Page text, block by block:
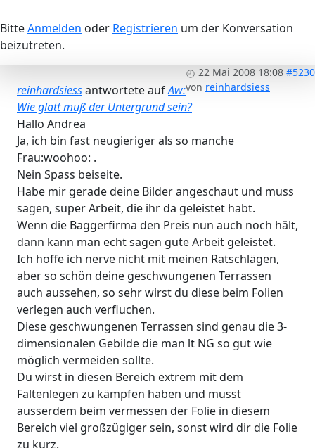
BitteAnmelden oder Registrieren um der Konversation
beizutreten.
22 Mai 2008 18:08 #5230
von reinhardsiess
reinhardsiessantwortete aufAw:
Wie glatt muß der Untergrund sein?
Hallo Andrea
Ja, ich bin fast neugieriger als so manche
Frau:woohoo: .
Nein Spass beiseite.
Habe mir gerade deine Bilder angeschaut und muss
sagen, super Arbeit, die ihr da geleistet habt.
Wenn die Baggerfirma den Preis nun auch noch hält,
dann kann man echt sagen gute Arbeit geleistet.
Ich hoffe ich nerve nicht mit meinen Ratschlägen,
aber so schön deine geschwungenen Terrassen
auch aussehen, so sehr wirst du diese beim Folien
verlegen auch verfluchen.
Diese geschwungenen Terrassen sind genau die 3-
dimensionalen Gebilde die man lt NG so gut wie
möglich vermeiden sollte.
Du wirst in diesen Bereich extrem mit dem
Faltenlegen zu kämpfen haben und musst
ausserdem beim vermessen der Folie in diesem
Bereich viel großzügiger sein, sonst wird dir die Folie
zu kurz.